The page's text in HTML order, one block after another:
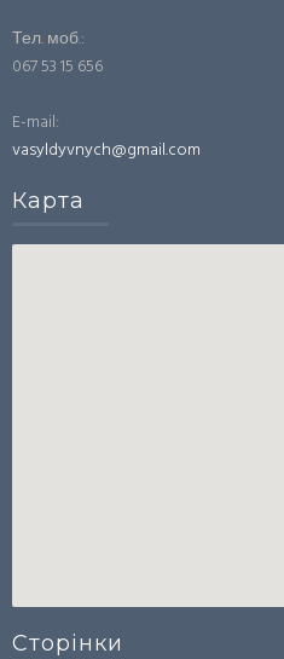
Тел. моб.:
067 53 15 656
E-mail:
vasyldyvnych@gmail.com
Карта
Сторінки